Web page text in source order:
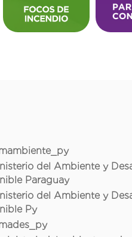
del Ambiente y
Paraguay
del Ambiente y
Py